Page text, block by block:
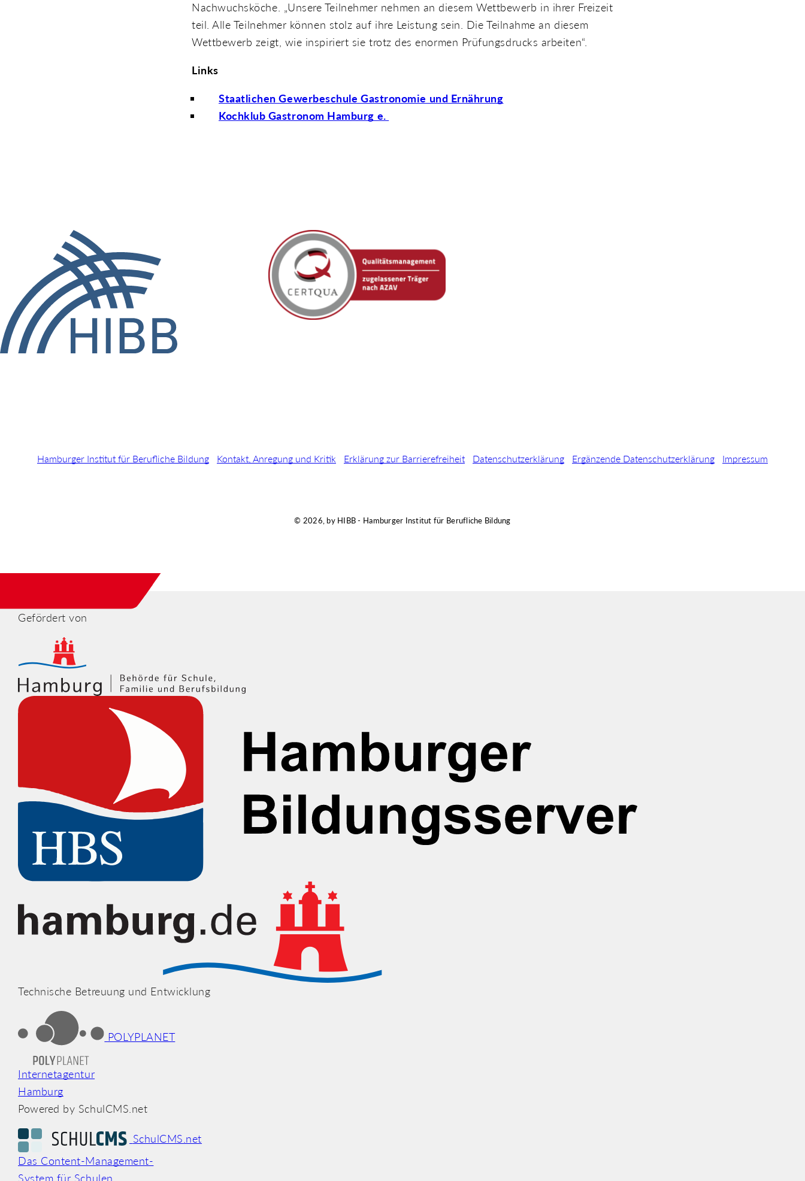
Nachwuchsköche. „Unsere Teilnehmer nehmen an diesem Wettbewerb in ihrer Freizeit
teil. Alle Teilnehmer können stolz auf ihre Leistung sein. Die Teilnahme an diesem
Wettbewerb zeigt, wie inspiriert sie trotz des enormen Prüfungsdrucks arbeiten“.
Links
Staatlichen Gewerbeschule Gastronomie und Ernährung
Kochklub Gastronom Hamburg e.
Hamburger Institut für Berufliche Bildung Kontakt, Anregung und Kritik Erklärung zur Barrierefreiheit Datenschutzerklärung Ergänzende Datenschutzerklärung Impressum
© 2026, by HIBB - Hamburger Institut für Berufliche Bildung
Gefördert von
Technische Betreuung und Entwicklung
POLYPLANET
Internetagentur
Hamburg
Powered by SchulCMS.net
SchulCMS.net
Das Content-Management-
System für Schulen